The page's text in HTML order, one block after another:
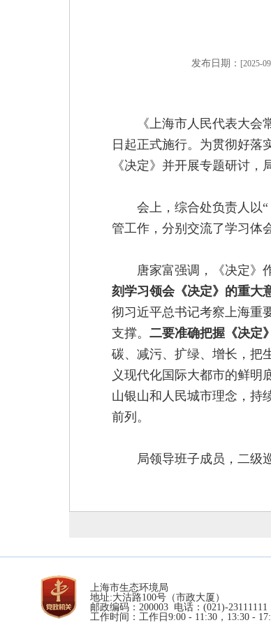
发布日期： [2025-
《上海市人民代表大
日起正式施行。为贯彻好落
《决定》并开展专题研讨，
会上，综合处负责人以
管工作，分别交流了学习体
唐家富强调，《决定》
刻学习领会《决定》的重大
彻习近平总书记考察上海重
支撑。 二要准确把握《决定
碳、减污、扩绿、增长，把
义现代化国际大都市的鲜明
山银山和人民城市理念，持
前列。
局领导班子成员，二级
上海市生态环境局
地址:大沽路100号（市政大厦）
邮政编码：200003 电话：(021)-23111111
工作时间：工作日9:00 - 11:30，13:30 -